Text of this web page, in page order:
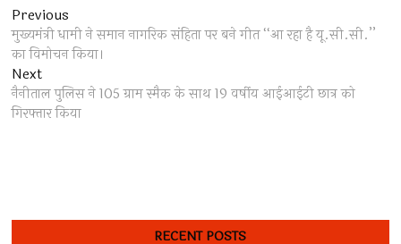
Post
navigation
Previous
post:
मुख्यमंत्री धामी ने समान नागरिक संहिता पर बने गीत ‘‘आ रहा है यू.सी.सी.’’
का विमोचन किया।
NextNext
post:
नैनीताल पुलिस ने 105 ग्राम स्मैक के साथ 19 वर्षीय आईआईटी छात्र को
गिरफ्तार किया
RECENT POSTS